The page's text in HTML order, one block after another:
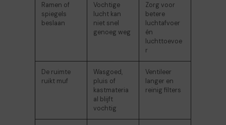
Ramen of
spiegels
beslaan
Vochtige
lucht kan
niet snel
genoeg weg
Zorg voor
betere
luchtafvoer
én
luchttoevoe
r
De ruimte
ruikt muf
Wasgoed,
pluis of
kastmateria
al blijft
vochtig
Ventileer
langer en
reinig filters